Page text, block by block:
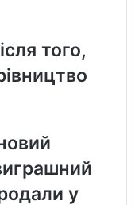
того,
у